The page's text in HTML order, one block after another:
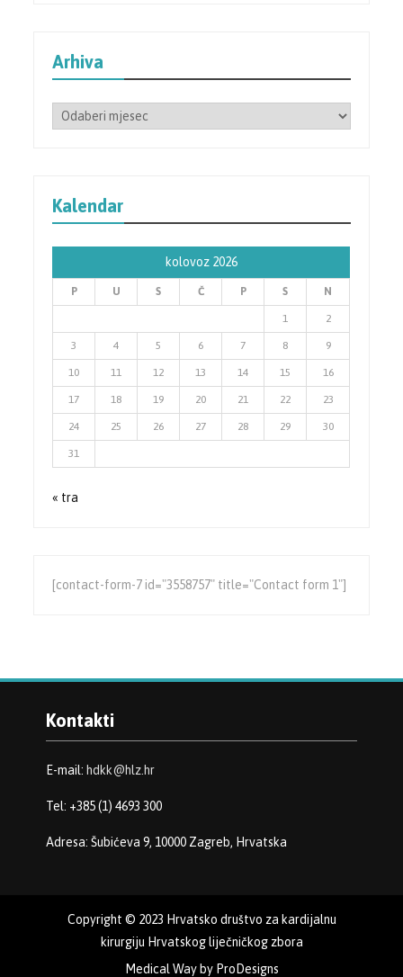
Arhiva
Arhiva
Kalendar
kolovoz 2026
P U S Č P S N
1 2
3 4 5 6 7 8 9
10 11 12 13 14 15 16
17 18 19 20 21 22 23
24 25 26 27 28 29 30
31
« tra
[contact-form-7 id="3558757" title="Contact form 1"]
Kontakti
E-mail: hdkk@hlz.hr
Tel: +385 (1) 4693 300
Adresa: Šubićeva 9, 10000 Zagreb, Hrvatska
Copyright © 2023 Hrvatsko društvo za kardijalnu
kirurgiju Hrvatskog liječničkog zbora
Medical Way by ProDesigns